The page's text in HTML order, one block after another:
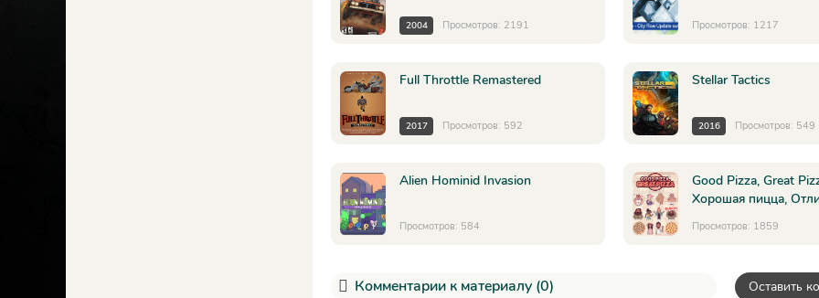
2004 Просмотров: 2191 Просмотров: 1217
Full Throttle Remastered
2017 Просмотров: 592
Stellar Tactics
2016 Просмотров: 549
Alien Hominid Invasion
Просмотров: 584
Good Pizza, Great
Хорошая пицца,
Просмотров: 1859
Комментарии к материалу (0) Оставить